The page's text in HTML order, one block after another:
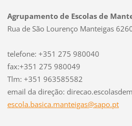
Agrupamento de Escolas de
Rua de São Lourenço Manteigas
telefone: +351 275 980040
fax:+351 275 980049
Tlm: +351 963585582
email da direção:
escola.basica.manteigas@sapo.pt